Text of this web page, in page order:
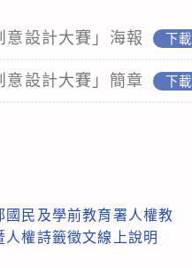
意設計大賽」海報 下載
意設計大賽」簡章 下載
國民及學前教育署人權教
權詩籤徵文線上說明